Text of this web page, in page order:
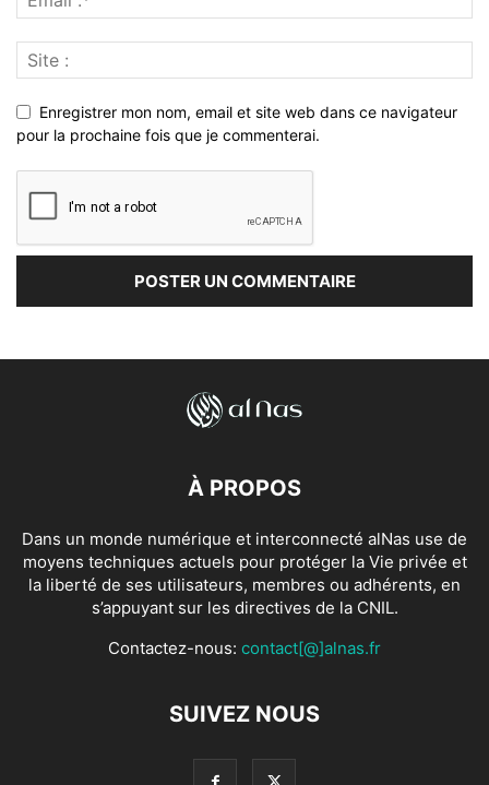
Enregistrer mon nom, email et site web dans ce navigateur
pour la prochaine fois que je commenterai.
À PROPOS
Dans un monde numérique et interconnecté alNas use de
moyens techniques actuels pour protéger la Vie privée et
la liberté de ses utilisateurs, membres ou adhérents, en
s’appuyant sur les directives de la CNIL.
Contactez-nous: contact[@]alnas.fr
SUIVEZ NOUS